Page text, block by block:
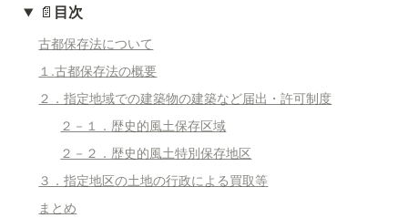
📄 目次
古都保存法について
１.古都保存法の概要
２．指定地域での建築物の建築など届出・許可制度
２－１．歴史的風土保存区域
２－２．歴史的風土特別保存地区
３．指定地区の土地の行政による買取等
まとめ